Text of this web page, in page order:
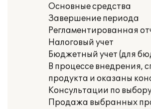
Основные средства
Завершение периода
Регламентированная
Налоговый учет
Бюджетный учет (для
В процессе внедрения,
продукта и оказаны
Консультации по
Продажа выбранных